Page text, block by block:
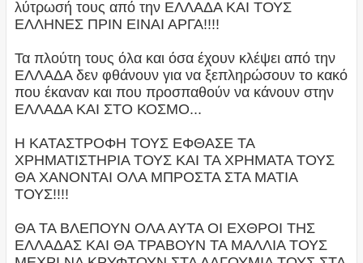
λύτρωσή τους από την ΕΛΛΑΔΑ ΚΑΙ ΤΟΥΣ
ΕΛΛΗΝΕΣ ΠΡΙΝ ΕΙΝΑΙ ΑΡΓΑ!!!!
Τα πλούτη τους όλα και όσα έχουν κλέψει από την
ΕΛΛΑΔΑ δεν φθάνουν για να ξεπληρώσουν το κακό
που έκαναν και που προσπαθούν να κάνουν στην
ΕΛΛΑΔΑ ΚΑΙ ΣΤΟ ΚΟΣΜΟ...
Η ΚΑΤΑΣΤΡΟΦΗ ΤΟΥΣ ΕΦΘΑΣΕ ΤΑ
ΧΡΗΜΑΤΙΣΤΗΡΙΑ ΤΟΥΣ ΚΑΙ ΤΑ ΧΡΗΜΑΤΑ ΤΟΥΣ
ΘΑ ΧΑΝΟΝΤΑΙ ΟΛΑ ΜΠΡΟΣΤΑ ΣΤΑ ΜΑΤΙΑ
ΤΟΥΣ!!!!
ΘΑ ΤΑ ΒΛΕΠΟΥΝ ΟΛΑ ΑΥΤΑ ΟΙ ΕΧΘΡΟΙ ΤΗΣ
ΕΛΛΑΔΑΣ ΚΑΙ ΘΑ ΤΡΑΒΟΥΝ ΤΑ ΜΑΛΛΙΑ ΤΟΥΣ